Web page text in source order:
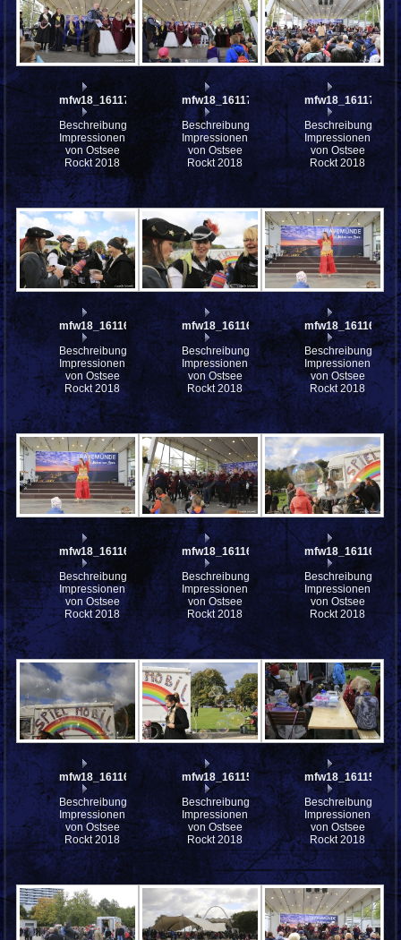
mfw18_161176
Beschreibung:
Impressionen
von Ostsee
Rockt 2018
mfw18_161174
Beschreibung:
Impressionen
von Ostsee
Rockt 2018
mfw18_161172
Beschreibung:
Impressionen
von Ostsee
Rockt 2018
mfw18_161169
Beschreibung:
Impressionen
von Ostsee
Rockt 2018
mfw18_161168
Beschreibung:
Impressionen
von Ostsee
Rockt 2018
mfw18_161167
Beschreibung:
Impressionen
von Ostsee
Rockt 2018
mfw18_161166
Beschreibung:
Impressionen
von Ostsee
Rockt 2018
mfw18_161164
Beschreibung:
Impressionen
von Ostsee
Rockt 2018
mfw18_161163
Beschreibung:
Impressionen
von Ostsee
Rockt 2018
mfw18_161160
Beschreibung:
Impressionen
von Ostsee
Rockt 2018
mfw18_161157
Beschreibung:
Impressionen
von Ostsee
Rockt 2018
mfw18_161156
Beschreibung:
Impressionen
von Ostsee
Rockt 2018